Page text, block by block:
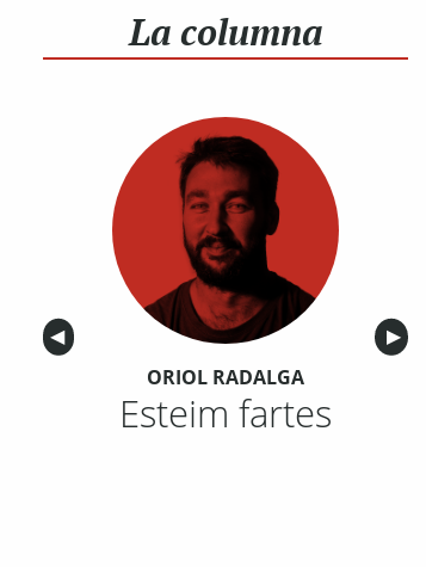
La columna
Anterior
◀︎ ▶︎
ORIOL RADALGA
Esteim fartes